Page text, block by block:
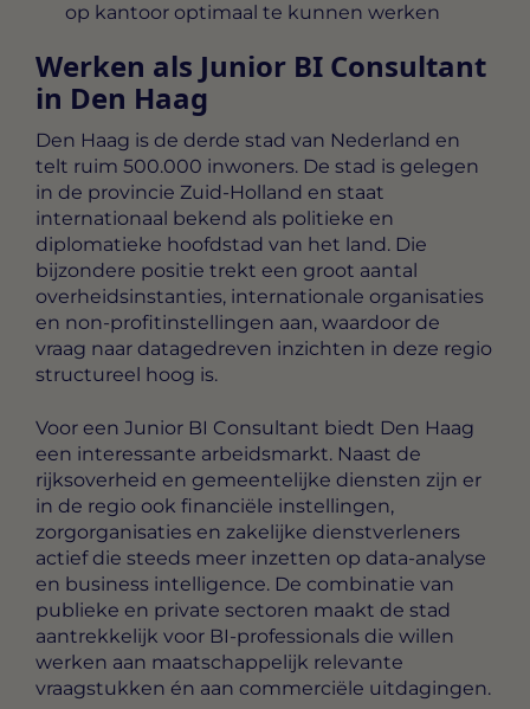
op kantoor optimaal te kunnen werken
Werken als Junior BI Consultant
in Den Haag
Den Haag is de derde stad van Nederland en
telt ruim 500.000 inwoners. De stad is gelegen
in de provincie Zuid-Holland en staat
internationaal bekend als politieke en
diplomatieke hoofdstad van het land. Die
bijzondere positie trekt een groot aantal
overheidsinstanties, internationale organisaties
en non-profitinstellingen aan, waardoor de
vraag naar datagedreven inzichten in deze regio
structureel hoog is.
Voor een Junior BI Consultant biedt Den Haag
een interessante arbeidsmarkt. Naast de
rijksoverheid en gemeentelijke diensten zijn er
in de regio ook financiële instellingen,
zorgorganisaties en zakelijke dienstverleners
actief die steeds meer inzetten op data-analyse
en business intelligence. De combinatie van
publieke en private sectoren maakt de stad
aantrekkelijk voor BI-professionals die willen
werken aan maatschappelijk relevante
vraagstukken én aan commerciële uitdagingen.